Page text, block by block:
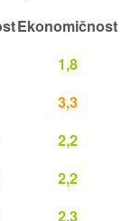
Ekonomičnost
1,8
3,3
2,2
2,2
2,3